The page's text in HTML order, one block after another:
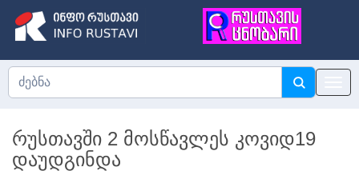
რუსთავში 2 მოსწავლეს კოვიდ19
დაუდგინდა